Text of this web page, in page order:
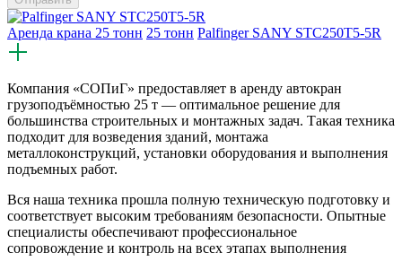
Аренда крана 25 тонн 25 тонн Palfinger SANY STC250T5-5R
Компания «СОПиГ» предоставляет в аренду автокран
грузоподъёмностью 25 т — оптимальное решение для
большинства строительных и монтажных задач. Такая техника
подходит для возведения зданий, монтажа
металлоконструкций, установки оборудования и выполнения
подъемных работ.
Вся наша техника прошла полную техническую подготовку и
соответствует высоким требованиям безопасности. Опытные
специалисты обеспечивают профессиональное
сопровождение и контроль на всех этапах выполнения